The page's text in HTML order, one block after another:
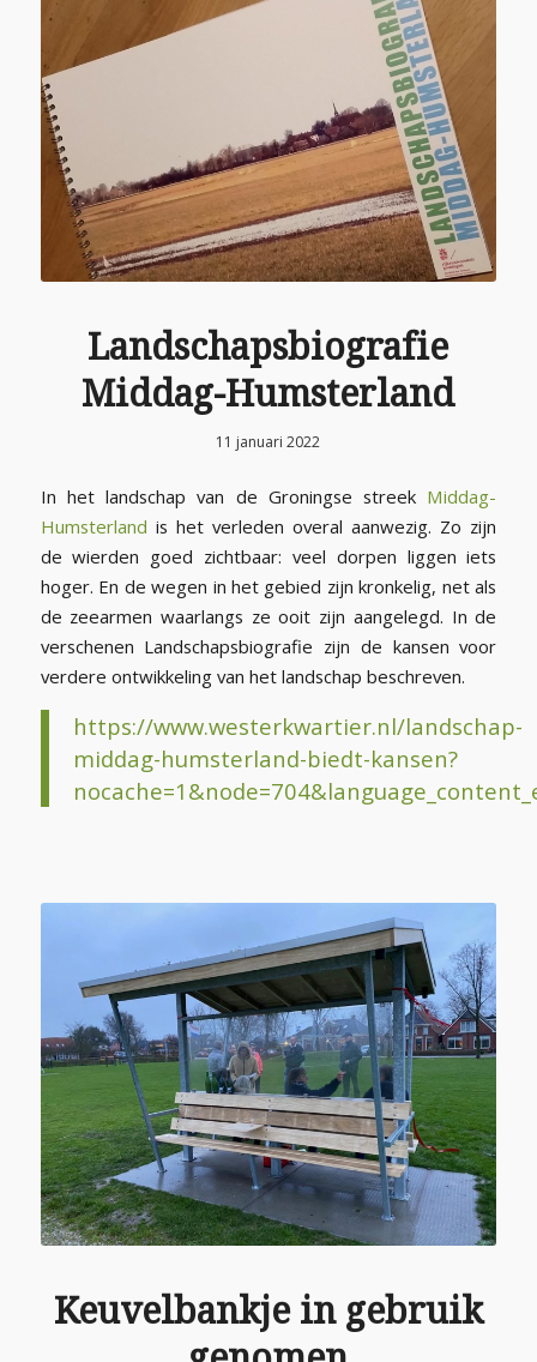
Landschapsbiografie
Middag-Humsterland
11 januari 2022
In het landschap van de Groningse streek Middag-
Humsterland is het verleden overal aanwezig. Zo zijn
de wierden goed zichtbaar: veel dorpen liggen iets
hoger. En de wegen in het gebied zijn kronkelig, net als
de zeearmen waarlangs ze ooit zijn aangelegd. In de
verschenen Landschapsbiografie zijn de kansen voor
verdere ontwikkeling van het landschap beschreven.
https://www.westerkwartier.nl/landschap-
middag-humsterland-biedt-kansen?
Keuvelbankje in gebruik